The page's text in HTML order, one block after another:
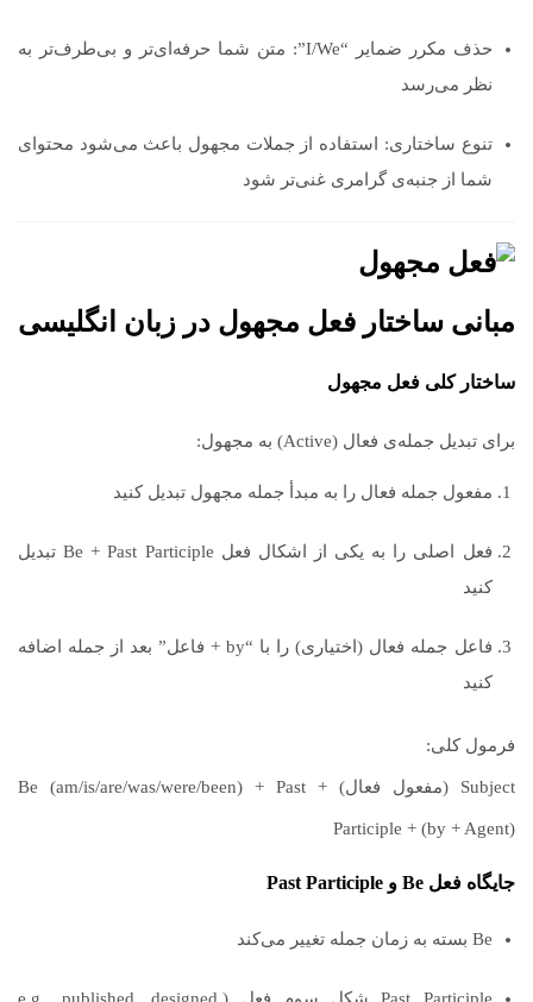
حذف مکرر ضمایر “I/We”: متن شما حرفه‌ای‌تر و بی‌طرف‌تر به
نظر می‌رسد
تنوع ساختاری: استفاده از جملات مجهول باعث می‌شود محتوای
شما از جنبه‌ی گرامری غنی‌تر شود
مبانی ساختار فعل مجهول در زبان انگلیسی
ساختار کلی فعل مجهول
برای تبدیل جمله‌ی فعال (Active) به مجهول:
مفعول جمله فعال را به مبدأ جمله مجهول تبدیل کنید
فعل اصلی را به یکی از اشکال فعل Be + Past Participle تبدیل
کنید
فاعل جمله فعال (اختیاری) را با “by + فاعل” بعد از جمله اضافه
کنید
فرمول کلی:
Subject (مفعول فعال) + Be (am/is/are/was/were/been) + Past
Participle + (by + Agent)
جایگاه فعل Be و Past Participle
Be بسته به زمان جمله تغییر می‌کند